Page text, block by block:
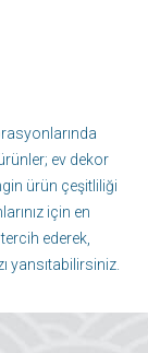
ev dekor
ürün çeşitliliği
için en
ederek,
yansıtabilirsiniz.